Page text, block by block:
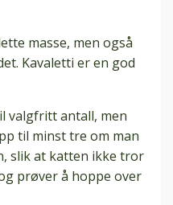
masse, men også
Kavaletti er en god
valgfritt antall, men
til minst tre om man
slik at katten ikke tror
prøver å hoppe over